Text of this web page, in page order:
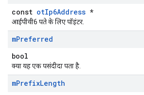
const otIp6Address *
आईपीवी6 पते के लिए पॉइंटर.
mPreferred
bool
क्या यह एक पसंदीदा पता है.
mPrefixLength